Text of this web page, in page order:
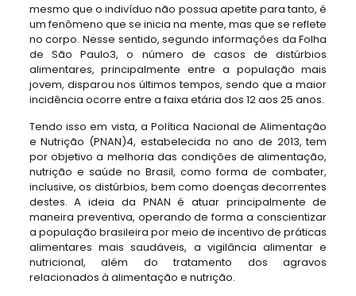
mesmo que o indivíduo não possua apetite para tanto, é
um fenômeno que se inicia na mente, mas que se reflete
no corpo. Nesse sentido, segundo informações da Folha
de São Paulo3, o número de casos de distúrbios
alimentares, principalmente entre a população mais
jovem, disparou nos últimos tempos, sendo que a maior
incidência ocorre entre a faixa etária dos 12 aos 25 anos.
Tendo isso em vista, a Política Nacional de Alimentação
e Nutrição (PNAN)4, estabelecida no ano de 2013, tem
por objetivo a melhoria das condições de alimentação,
nutrição e saúde no Brasil, como forma de combater,
inclusive, os distúrbios, bem como doenças decorrentes
destes. A ideia da PNAN é atuar principalmente de
maneira preventiva, operando de forma a conscientizar
a população brasileira por meio de incentivo de práticas
alimentares mais saudáveis, a vigilância alimentar e
nutricional, além do tratamento dos agravos
relacionados à alimentação e nutrição.